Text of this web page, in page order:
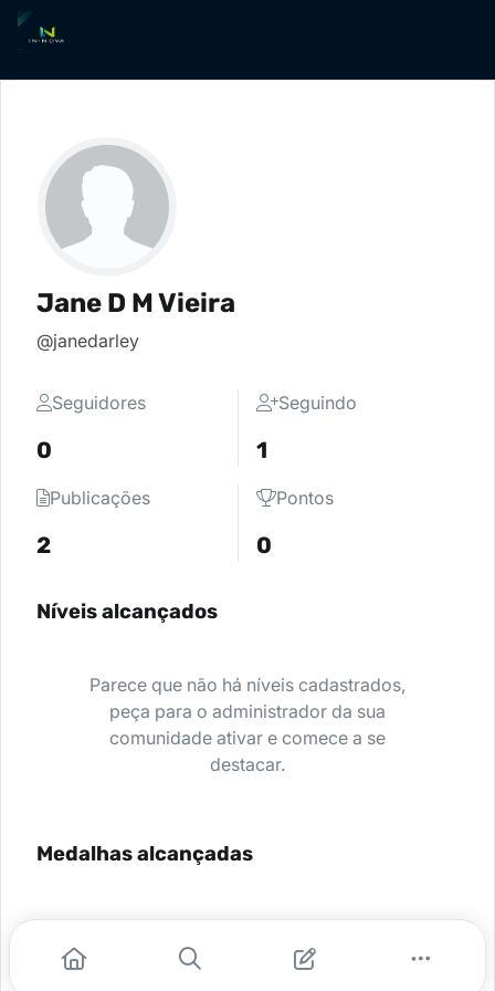
Jane D M Vieira
@janedarley
Seguidores
0
Seguindo
1
Publicações
2
Pontos
0
Níveis alcançados
Parece que não há níveis cadastrados,
peça para o administrador da sua
comunidade ativar e comece a se
destacar.
Medalhas alcançadas
Nenhuma medalha encontrada